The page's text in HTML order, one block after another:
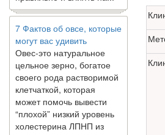
7 Фактов об овсе, которые
могут вас удивить
Овес-это натуральное
цельное зерно, богатое
своего рода растворимой
клетчаткой, которая
может помочь вывести
“плохой” низкий уровень
холестерина ЛПНП из
вашего организма....